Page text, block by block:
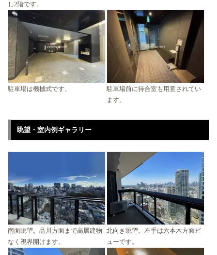
し2階です。
駐車場は機械式です。
駐車場前に待合室も用意されてい
ます。
眺望・室内例ギャラリー
南面眺望。品川方面まで高層建物
なく視界開けます。
北向き眺望。左手は六本木方面ビ
ューです。